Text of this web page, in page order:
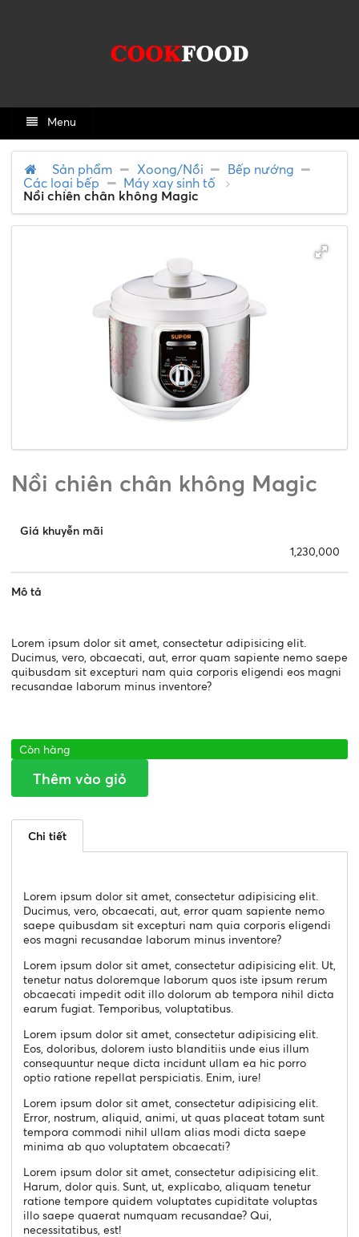
Menu
Sản phẩm Xoong/Nồi
Bếp nướng
Các loại bếp
Máy xay sinh tố
Nồi chiên chân không Magic
Nồi chiên chân không Magic
Giá khuyễn mãi
1,230,000
Mô tả
Lorem ipsum dolor sit amet, consectetur adipisicing elit.
Ducimus, vero, obcaecati, aut, error quam sapiente nemo saepe
quibusdam sit excepturi nam quia corporis eligendi eos magni
recusandae laborum minus inventore?
Còn hàng
Thêm vào giỏ
Chi tiết
Lorem ipsum dolor sit amet, consectetur adipisicing elit.
Ducimus, vero, obcaecati, aut, error quam sapiente nemo
saepe quibusdam sit excepturi nam quia corporis eligendi
eos magni recusandae laborum minus inventore?
Lorem ipsum dolor sit amet, consectetur adipisicing elit. Ut,
tenetur natus doloremque laborum quos iste ipsum rerum
obcaecati impedit odit illo dolorum ab tempora nihil dicta
earum fugiat. Temporibus, voluptatibus.
Lorem ipsum dolor sit amet, consectetur adipisicing elit.
Eos, doloribus, dolorem iusto blanditiis unde eius illum
consequuntur neque dicta incidunt ullam ea hic porro
optio ratione repellat perspiciatis. Enim, iure!
Lorem ipsum dolor sit amet, consectetur adipisicing elit.
Error, nostrum, aliquid, animi, ut quas placeat totam sunt
tempora commodi nihil ullam alias modi dicta saepe
minima ab quo voluptatem obcaecati?
Lorem ipsum dolor sit amet, consectetur adipisicing elit.
Harum, dolor quis. Sunt, ut, explicabo, aliquam tenetur
ratione tempore quidem voluptates cupiditate voluptas
illo saepe quaerat numquam recusandae? Qui,
necessitatibus, est!